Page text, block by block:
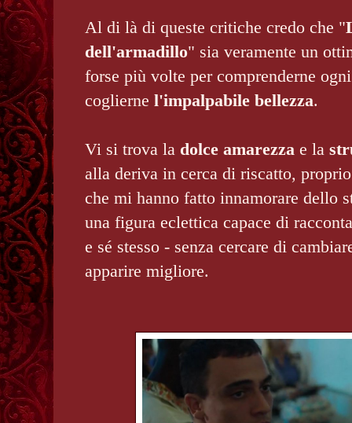
Al di là di queste critiche credo che "
dell'armadillo" sia veramente un
forse più volte per comprenderne
coglierne l'impalpabile bellezza.
Vi si trova la dolce amarezza e la
alla deriva in cerca di riscatto,
che mi hanno fatto innamorare dello
una figura eclettica capace di
e sé stesso - senza cercare di
apparire migliore.